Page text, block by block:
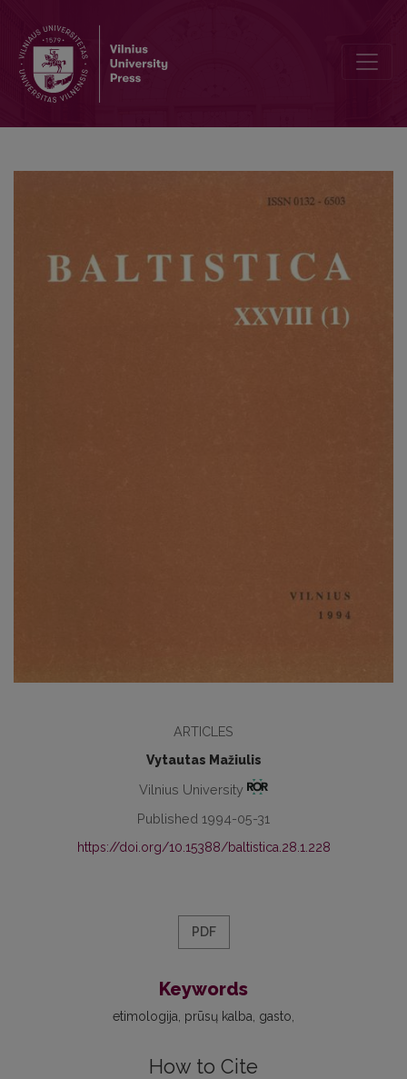
ARTICLES
Vytautas Mažiulis
Vilnius University
Published 1994-05-31
https://doi.org/10.15388/baltistica.28.1.228
PDF
Keywords
etimologija prūsų kalba gasto
How to Cite